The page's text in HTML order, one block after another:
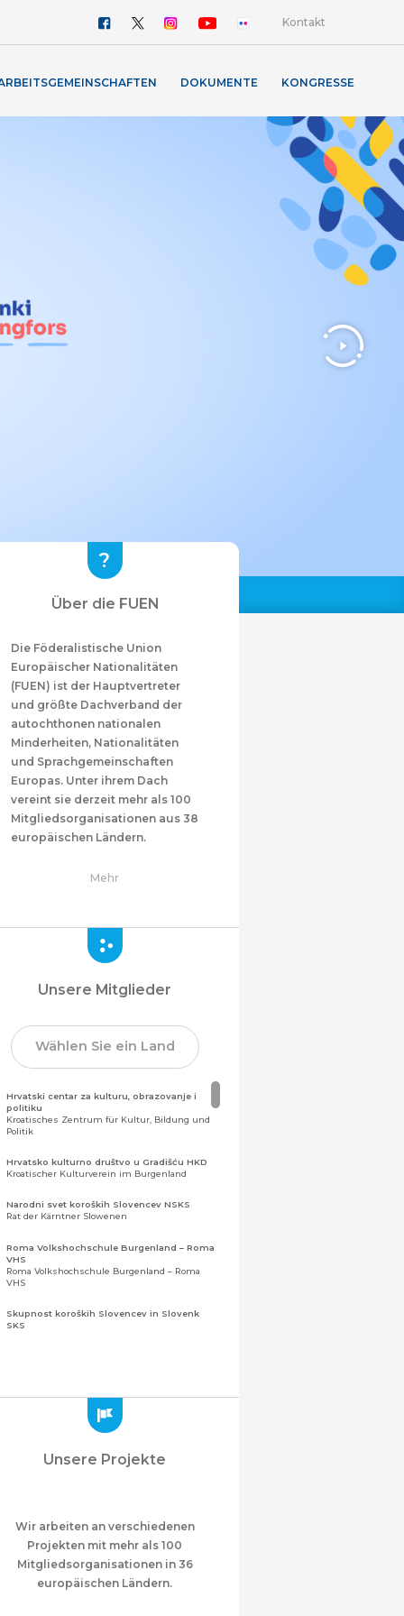
Kontakt
DOKUMENTE KONGRESSE
Über die FUEN
Die Föderalistische Union
Europäischer Nationalitäten
(FUEN) ist der Hauptvertreter
und größte Dachverband der
autochthonen nationalen
Minderheiten, Nationalitäten
und Sprachgemeinschaften
Europas. Unter ihrem Dach
vereint sie derzeit mehr als 100
Mitgliedsorganisationen aus 38
europäischen Ländern.
Mehr
Unsere Mitglieder
Wählen Sie ein Land
Hrvatski centar za kulturu, obrazovanje i
politiku
Kroatisches Zentrum für Kultur, Bildung und
Politik
Hrvatsko kulturno društvo u Gradišću HKD
Kroatischer Kulturverein im Burgenland
Narodni svet koroških Slovencev NSKS
Rat der Kärntner Slowenen
Roma Volkshochschule Burgenland – Roma
VHS
Roma Volkshochschule Burgenland – Roma
VHS
Skupnost koroških Slovencev in Slovenk
SKS
Montenegrinische Gemeinschaft in Albanien
Mazedonischer Verein "Ilinden" – Tirana
Meshet Türkleri Cemiyeti Azerbaycan’da
“VATAN”
"Vatan" Öffentliche Union der in
Aserbaidschan lebenden Ahiska-Türken
Unsere Projekte
Wir arbeiten an verschiedenen
Projekten mit mehr als 100
Mitgliedsorganisationen in 36
europäischen Ländern.